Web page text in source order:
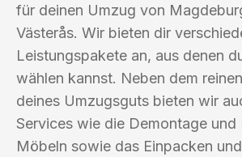
für deinen Umzug von
Västerås. Wir bieten dir
Leistungspakete an, aus denen
wählen kannst. Neben dem
deines Umzugsguts bieten wir
Services wie die Demontage
Möbeln sowie das Einpacken